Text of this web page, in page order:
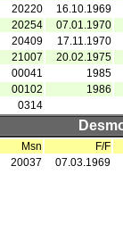
20220
16.10.1969
20254
07.01.1970
20409
17.11.1970
21007
20.02.1975
00041
1985
00102
1986
0314
Msn
F/F
20037 07.03.1969